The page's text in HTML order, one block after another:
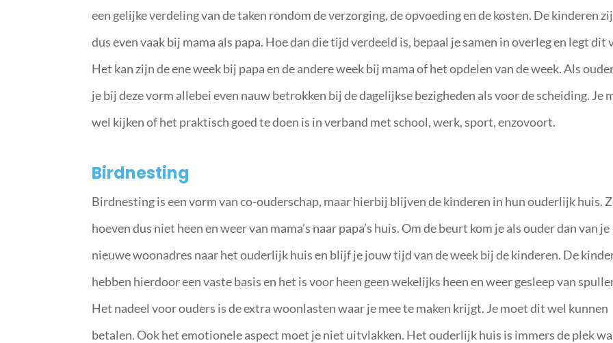
een gelijke verdeling van de taken rondom de verzorging, de opvoeding en de kosten. De kinderen
dus even vaak bij mama als papa. Hoe dan die tijd verdeeld is, bepaal je samen in overleg en legt dit
Het kan zijn de ene week bij papa en de andere week bij mama of het opdelen van de week. Als
je bij deze vorm allebei even nauw betrokken bij de dagelijkse bezigheden als voor de scheiding. Je
wel kijken of het praktisch goed te doen is in verband met school, werk, sport, enzovoort.
Birdnesting
Birdnesting is een vorm van co-ouderschap, maar hierbij blijven de kinderen in hun ouderlijk huis.
hoeven dus niet heen en weer van mama’s naar papa’s huis. Om de beurt kom je als ouder dan van je
nieuwe woonadres naar het ouderlijk huis en blijf je jouw tijd van de week bij de kinderen. De
hebben hierdoor een vaste basis en het is voor heen geen wekelijks heen en weer gesleep van
Het nadeel voor ouders is de extra woonlasten waar je mee te maken krijgt. Je moet dit wel kunnen
betalen. Ook het emotionele aspect moet je niet uitvlakken. Het ouderlijk huis is immers de plek